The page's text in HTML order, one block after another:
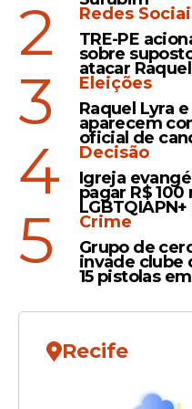
fina
nesta
Veja Também
O bilhete número
2
Redes
TRE-PE
sobre
atacar
3
Eleições
Raquel Lyra
aparecem
oficial de
4
Decisão
Igreja
pagar R$
5
Crime
Grupo de
invade clube
15 pistolas
Recife